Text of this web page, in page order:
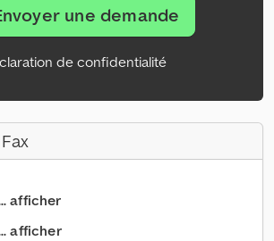
une demande
de confidentialité
afficher
afficher